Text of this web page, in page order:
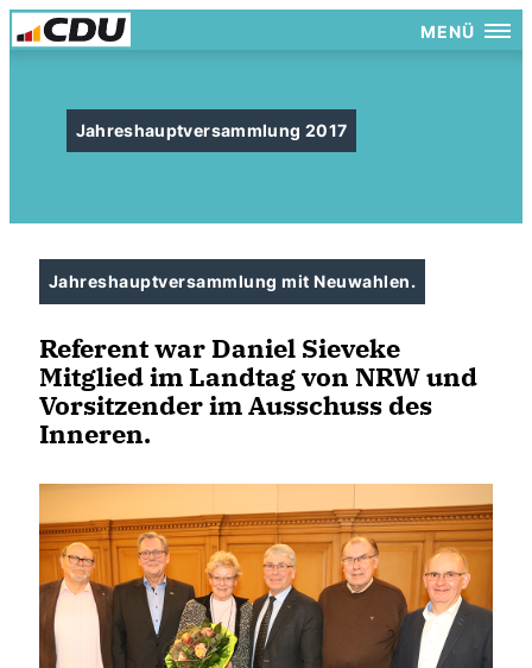
MENÜ
Jahreshauptversammlung 2017
Jahreshauptversammlung mit Neuwahlen.
Referent war Daniel Sieveke
Mitglied im Landtag von NRW und
Vorsitzender im Ausschuss des
Inneren.